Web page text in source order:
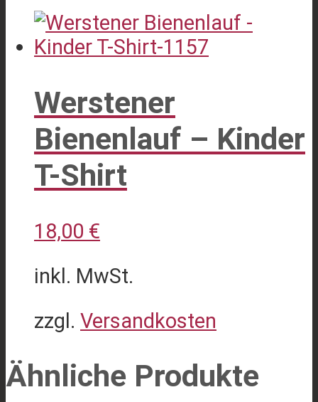
Werstener
Bienenlauf – Kinder
T-Shirt
18,00 €
inkl. MwSt.
zzgl. Versandkosten
Dieses
Produkt
Ähnliche Produkte